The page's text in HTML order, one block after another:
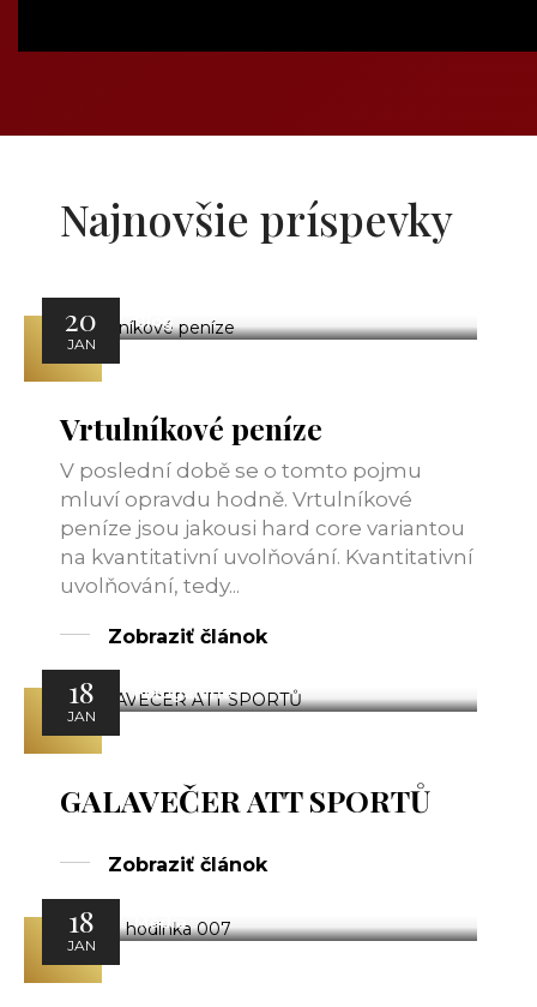
Najnovšie príspevky
20
JAN
Blog
Vrtulníkové peníze
V poslední době se o tomto pojmu
mluví opravdu hodně. Vrtulníkové
peníze jsou jakousi hard core variantou
na kvantitativní uvolňování. Kvantitativní
uvolňování, tedy...
Zobraziť článok
18
JAN
Fotogalerie
GALAVEČER ATT SPORTŮ
Zobraziť článok
18
JAN
Média